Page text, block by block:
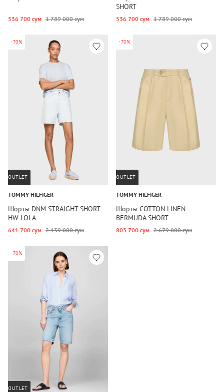
536 700 сум 1 789 000 сум
SHORT
536 700 сум 1 789 000 сум
-70%
OUTLET
TOMMY HILFIGER
Шорты DNM STRAIGHT SHORT
HW LOLA
641 700 сум 2 139 000 сум
-70%
OUTLET
TOMMY HILFIGER
Шорты COTTON LINEN
BERMUDA SHORT
803 700 сум 2 679 000 сум
-70%
OUTLET